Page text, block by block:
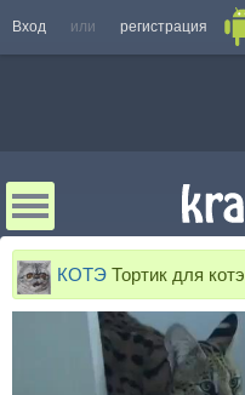
Вход или регистрация
КОТЭ Тортик для котэ